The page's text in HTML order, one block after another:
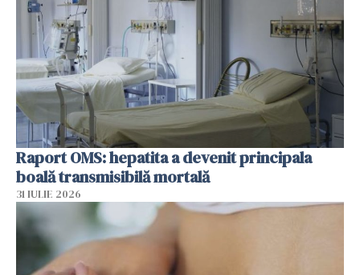
Raport OMS: hepatita a devenit principala
boală transmisibilă mortală
31 IULIE 2026